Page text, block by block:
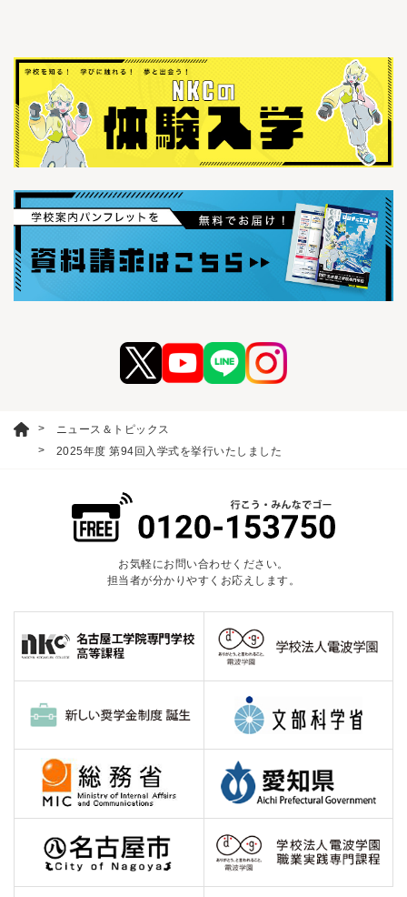
ニュース＆トピックス
2025年度 第94回入学式を挙行いたしました
お気軽にお問い合わせください。
担当者が分かりやすくお応えします。